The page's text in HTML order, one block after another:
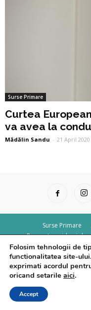
Surse Primare
Curtea
va avea la
Mădălin Sandu - 21 April 2020
Surse Primare
Rapoarte
©
Folosim tehnologii de
functionalitatea site-
exprimati acordul
oricand setarile aici.
Accept